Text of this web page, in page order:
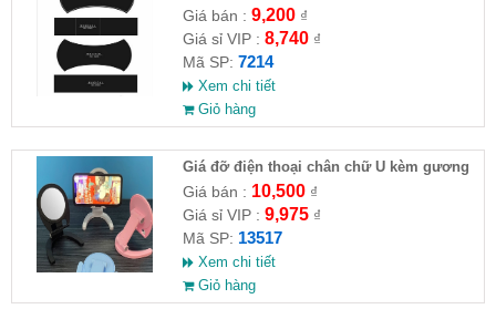
năng
Giá bán : 9,200₫
Giá sỉ VIP : 8,740₫
Mã SP: 7214
Xem chi tiết
Giỏ hàng
Giá đỡ điện thoại chân chữ U kèm gương
Giá bán : 10,500₫
Giá sỉ VIP : 9,975₫
Mã SP: 13517
Xem chi tiết
Giỏ hàng